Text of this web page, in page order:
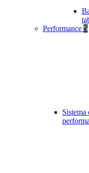
Performance 5